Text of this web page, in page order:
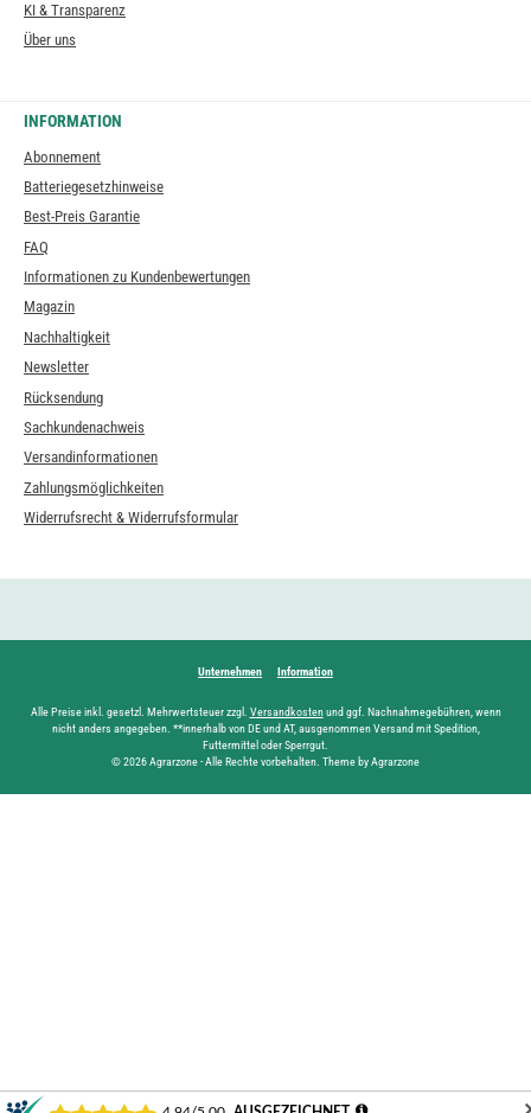
KI & Transparenz
Über uns
INFORMATION
Abonnement
Batteriegesetzhinweise
Best-Preis Garantie
FAQ
Informationen zu Kundenbewertungen
Magazin
Nachhaltigkeit
Newsletter
Rücksendung
Sachkundenachweis
Versandinformationen
Zahlungsmöglichkeiten
Widerrufsrecht & Widerrufsformular
Unternehmen Information
Alle Preise inkl. gesetzl. Mehrwertsteuer zzgl. Versandkostenund ggf. Nachnahmegebühren, wenn
nicht anders angegeben. **innerhalb von DE und AT, ausgenommen Versand mit Spedition,
Futtermittel oder Sperrgut.
© 2026 Agrarzone - Alle Rechte vorbehalten. Theme by Agrarzone